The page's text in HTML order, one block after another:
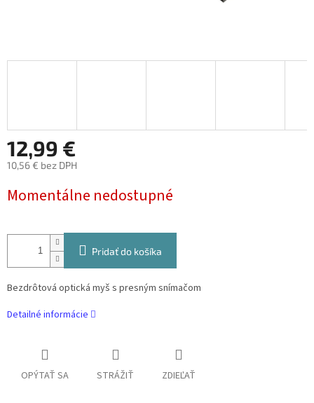
12,99 €
10,56 € bez DPH
cena:
Momentálne nedostupné
Pridať do košíka
Bezdrôtová optická myš s presným snímačom
Detailné informácie
OPÝTAŤ SA STRÁŽIŤ ZDIEĽAŤ